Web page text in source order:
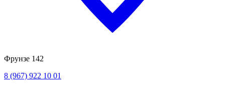
Фрунзе 142
8 (967) 922 10 01